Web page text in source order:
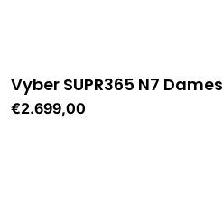
Vyber SUPR365 N7 Dames
Normale
€2.699,00